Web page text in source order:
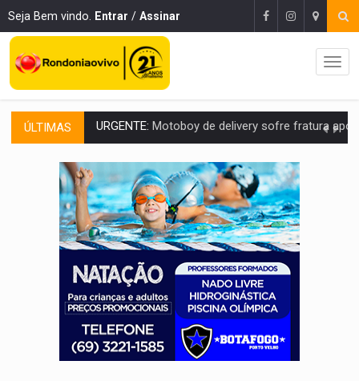
Seja Bem vindo. Entrar / Assinar
ÚLTIMAS ELEIÇÕES 2026:Ulisses Guimarães e as nuvens no céu de Rondônia –
DECISÃO REVISADA:Nunes Marques reduz pena de Acir Gurgacz e declara
CONEXÃO RONDONIAOVIVO: Museólogo Antônio Ocampo lança livro
ELEIÇÕES 2026:Patrimônio de candidata a deputada federal do PL salta R$ 1
Quadrilha é flagrada com cerca de 200 porções
BAIRRO TEIXEIRÃO: MPF cobra regularização fundiária da
SUCESSO NA ABERTURA:2ª Feira Rondônia Empreendedora segue no Espaço
REESTRUTURAÇÃO:Secretário da Seinfra de Porto Velho pede